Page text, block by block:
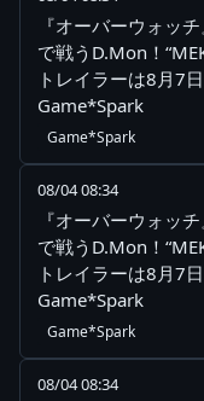
『オーバーウォッ
で戦うD.Mon！
トレイラーは8月7
Game*Spark
Game*Spark
08/04 08:34
『オーバーウォッ
で戦うD.Mon！
トレイラーは8月7
Game*Spark
Game*Spark
08/04 08:34